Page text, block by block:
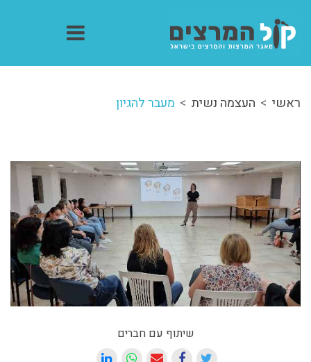
ראשי העצמה נשית מעבר להגיון
שיתוף עם חברים